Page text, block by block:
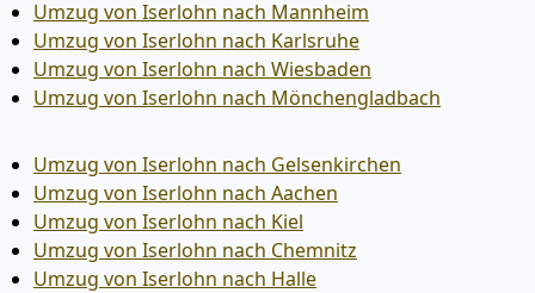
Umzug von Iserlohn nach Mannheim
Umzug von Iserlohn nach Karlsruhe
Umzug von Iserlohn nach Wiesbaden
Umzug von Iserlohn nach Mönchen­gladbach
Umzug von Iserlohn nach Gelsenkirchen
Umzug von Iserlohn nach Aachen
Umzug von Iserlohn nach Kiel
Umzug von Iserlohn nach Chemnitz
Umzug von Iserlohn nach Halle